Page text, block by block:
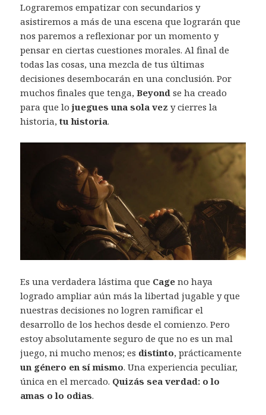
Lograremos empatizar con secundarios y
asistiremos a más de una escena que lograrán que
nos paremos a reflexionar por un momento y
pensar en ciertas cuestiones morales. Al final de
todas las cosas, una mezcla de tus últimas
decisiones desembocarán en una conclusión. Por
muchos finales que tenga,Beyond se ha creado
para que lojuegues una sola vez y cierres la
historia,tu historia.
Es una verdadera lástima que Cage no haya
logrado ampliar aún más la libertad jugable y que
nuestras decisiones no logren ramificar el
desarrollo de los hechos desde el comienzo. Pero
estoy absolutamente seguro de que no es un mal
juego, ni mucho menos; es distinto, prácticamente
un género en sí mismo. Una experiencia peculiar,
única en el mercado. Quizás sea verdad: o lo
amas o lo odias.